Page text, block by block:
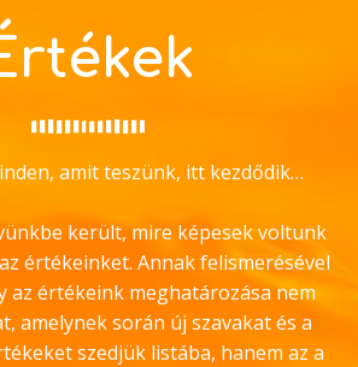
amit teszünk, itt kezdődik…
került, mire képesek voltunk
értékeinket. Annak felismerésével
az értékeink meghatározása nem
amelynek során új szavakat és a
szedjük listába, hanem az a